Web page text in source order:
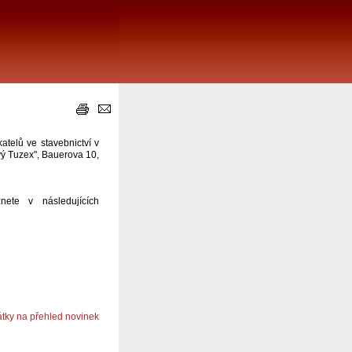
ve stavebnictví v
Tuzex", Bauerova 10,
v následujících
na přehled novinek